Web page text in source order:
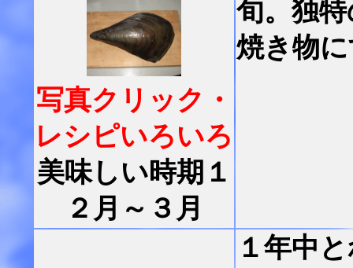
写真クリック・
レシピいろいろ
美味しい時期１
２月～３月
旬。独
焼き物
１年中